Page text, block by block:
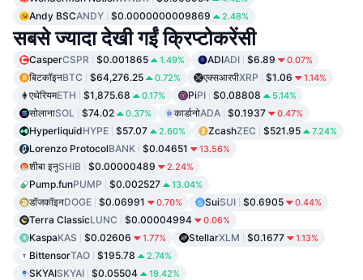
Andy BSCANDY $0.0000000009869 2.48%
सबसे ज्यादा देखी गईं क्रिप्टोकरेंसी
CasperCSPR $0.001865 1.49% ADIADI $6.89 0.07%
बिटकॉइनBTC $64,276.25 0.72% एक्सआरपीXRP $1.06 1.14%
एथेरियमETH $1,875.68 0.17% PiPI $0.08808 5.14%
सोलानाSOL $74.02 0.37% कार्डानोADA $0.1937 0.47%
HyperliquidHYPE $57.07 2.60% ZcashZEC $521.95 7.24%
Lorenzo ProtocolBANK $0.04651 13.56%
शीबा इनुSHIB $0.00000489 2.24%
Pump.funPUMP $0.002527 13.04%
डॉजकॉइनDOGE $0.06991 0.70% SuiSUI $0.6905 0.44%
Terra ClassicLUNC $0.00004994 0.06%
KaspaKAS $0.02606 1.77% StellarXLM $0.1677 1.13%
BittensorTAO $195.78 2.74%
SKYAISKYAI $0.05504 19.42%